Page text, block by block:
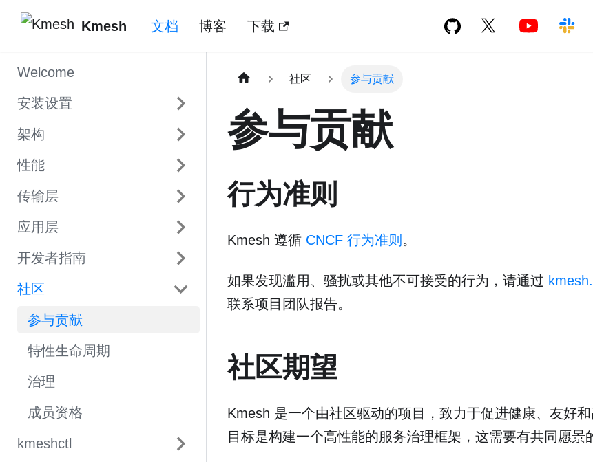
Kmesh 文档 博客 下载
Welcome
安装设置
架构
性能
传输层
应用层
开发者指南
社区
参与贡献
特性生命周期
治理
成员资格
kmeshctl
社区 参与贡献
参与贡献
行为准则
Kmesh 遵循 CNCF 行为准则 。
如果发现滥用、骚扰或其他不可接受的行为，请通过
联系项目团队报告。
社区期望
Kmesh 是一个由社区驱动的项目，致力于促进健康、友好
目标是构建一个高性能的服务治理框架，这需要有共同愿景